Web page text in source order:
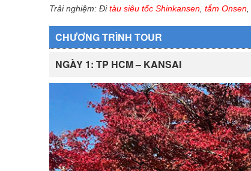
Trải nghiệm: Đitàu siêu tốc Shinkansen tắm Onsen
CHƯƠNG TRÌNH TOUR
NGÀY 1: TP HCM – KANSAI